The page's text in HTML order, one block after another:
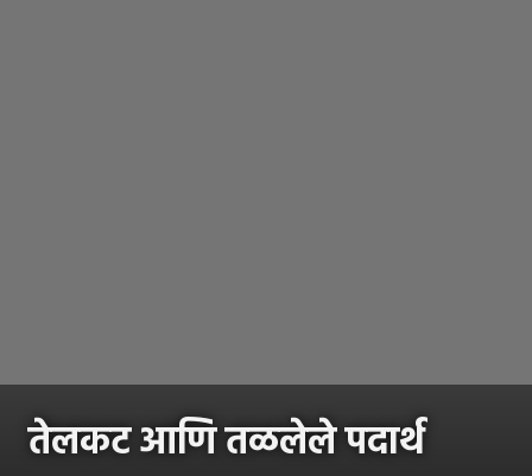
तेलकट आणि तळलेले पदार्थ